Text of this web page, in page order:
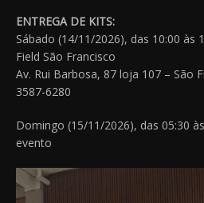
ENTREGA DE KITS:
Sábado (14/11/2026), das 10:00 às
Field São Francisco
Av. Rui Barbosa, 87 loja 107 – São
3587-6280
Domingo (15/11/2026), das 05:30
evento